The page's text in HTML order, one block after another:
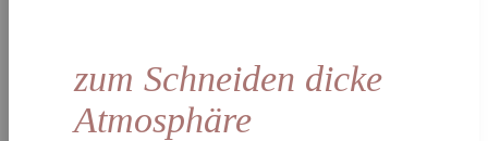
zum Schneiden dicke
Atmosphäre